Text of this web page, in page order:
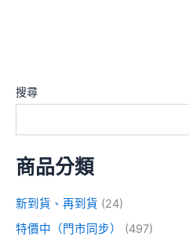
搜尋
商品分類
新到貨、再到貨 (24)
特價中（門市同步）
(497)